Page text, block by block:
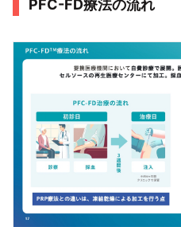
PFC-FD療法の流れ